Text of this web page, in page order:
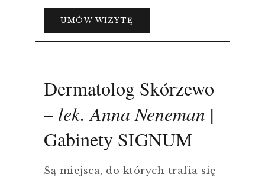
UMÓW WIZYTĘ
Dermatolog Skórzewo
– lek. Anna Neneman |
Gabinety SIGNUM
Są miejsca, do których trafia się